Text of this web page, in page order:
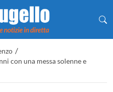
/
con una messa solenne e